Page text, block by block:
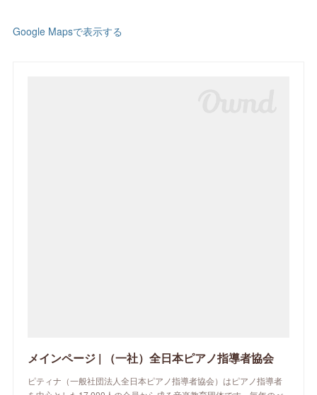
Google Mapsで表示する
メインページ | （一社）全日本ピアノ指導者協会
ピティナ（一般社団法人全日本ピアノ指導者協会）はピアノ指導者